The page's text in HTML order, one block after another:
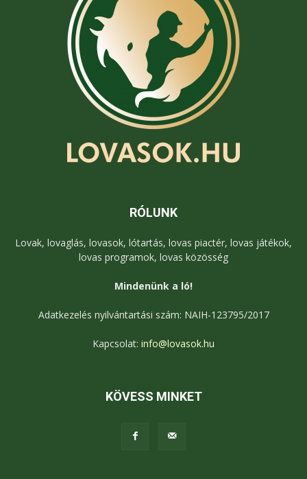
RÓLUNK
Lovak, lovaglás, lovasok, lótartás, lovas piactér, lovas játékok,
lovas programok, lovas közösség
Mindenünk a ló!
Adatkezelés nyilvántartási szám: NAIH-123795/2017
Kapcsolat: info@lovasok.hu
KÖVESS MINKET